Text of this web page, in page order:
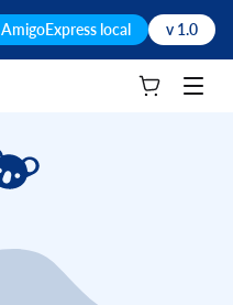
AmigoExpress local v 1.0
Votre panier